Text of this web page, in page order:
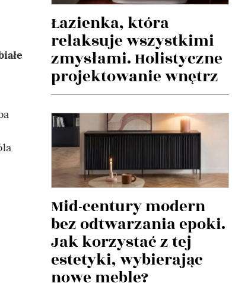
Łazienka, która
relaksuje wszystkimi
zmysłami. Holistyczne
projektowanie wnętrz
Mid-century modern
bez odtwarzania epoki.
Jak korzystać z tej
estetyki, wybierając
nowe meble?